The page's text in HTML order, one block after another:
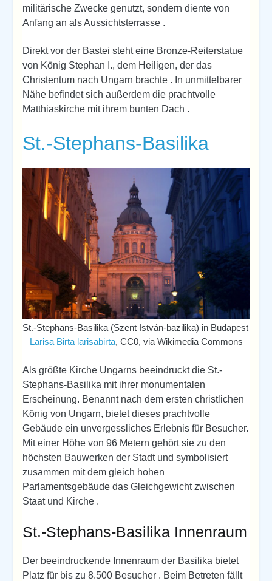
militärische Zwecke genutzt, sondern diente von
Anfang an als Aussichtsterrasse .
Direkt vor der Bastei steht eine Bronze-Reiterstatue
von König Stephan I., dem Heiligen, der das
Christentum nach Ungarn brachte . In unmittelbarer
Nähe befindet sich außerdem die prachtvolle
Matthiaskirche mit ihrem bunten Dach .
St.-Stephans-Basilika
St.-Stephans-Basilika (Szent István-bazilika) in Budapest
– Larisa Birta larisabirta, CC0, via Wikimedia Commons
Als größte Kirche Ungarns beeindruckt die St.-
Stephans-Basilika mit ihrer monumentalen
Erscheinung. Benannt nach dem ersten christlichen
König von Ungarn, bietet dieses prachtvolle
Gebäude ein unvergessliches Erlebnis für Besucher.
Mit einer Höhe von 96 Metern gehört sie zu den
höchsten Bauwerken der Stadt und symbolisiert
zusammen mit dem gleich hohen
Parlamentsgebäude das Gleichgewicht zwischen
Staat und Kirche .
St.-Stephans-Basilika Innenraum
Der beeindruckende Innenraum der Basilika bietet
Platz für bis zu 8.500 Besucher . Beim Betreten fällt